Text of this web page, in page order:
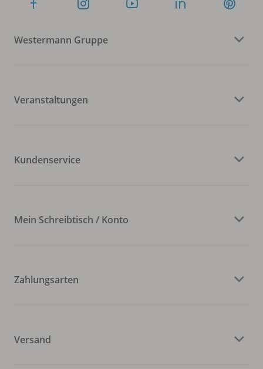
Westermann Gruppe
Veranstaltungen
Kundenservice
Mein Schreibtisch / Konto
Zahlungsarten
Versand